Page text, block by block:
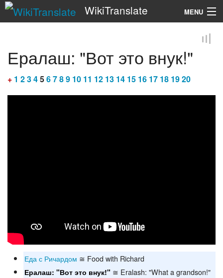
WikiTranslate MENU
Ералаш: "Вот это внук!"
+ 1 23456789 10 11 12 13 14 15 16 17 18 1920
Еда с Ричардом ≅ Food with Richard
Ералаш: "Вот это внук!" ≅ Eralash: "What a grandson!"